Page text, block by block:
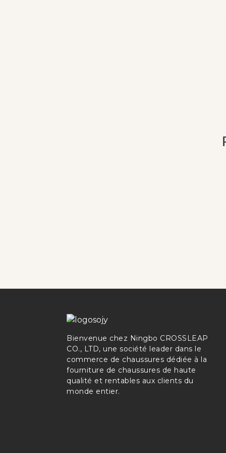
Bienvenue chez Ningbo CROSSLEAP
CO., LTD, une société leader dans le
commerce de chaussures dédiée à la
fourniture de chaussures de haute
qualité et rentables aux clients du
monde entier.